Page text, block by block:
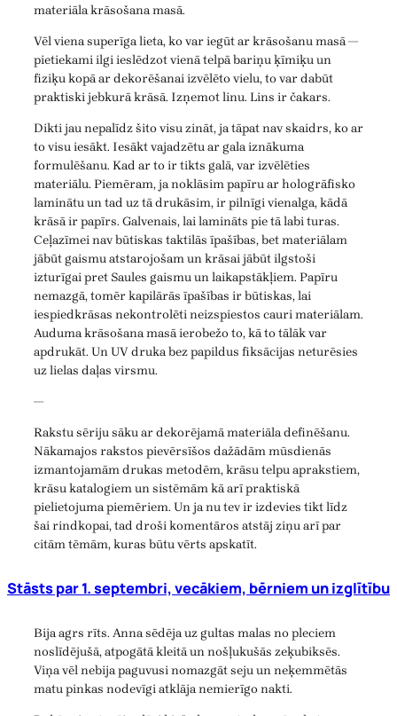
materiāla krāsošana masā.
Vēl viena superīga lieta, ko var iegūt ar krāsošanu masā —
pietiekami ilgi ieslēdzot vienā telpā bariņu ķīmiķu un
fiziķu kopā ar dekorēšanai izvēlēto vielu, to var dabūt
praktiski jebkurā krāsā. Izņemot linu. Lins ir čakars.
Dikti jau nepalīdz šito visu zināt, ja tāpat nav skaidrs, ko ar
to visu iesākt. Iesākt vajadzētu ar gala iznākuma
formulēšanu. Kad ar to ir tikts galā, var izvēlēties
materiālu. Piemēram, ja noklāsim papīru ar hologrāfisko
laminātu un tad uz tā drukāsim, ir pilnīgi vienalga, kādā
krāsā ir papīrs. Galvenais, lai lamināts pie tā labi turas.
Ceļazīmei nav būtiskas taktilās īpašības, bet materiālam
jābūt gaismu atstarojošam un krāsai jābūt ilgstoši
izturīgai pret Saules gaismu un laikapstākļiem. Papīru
nemazgā, tomēr kapilārās īpašības ir būtiskas, lai
iespiedkrāsas nekontrolēti neizspiestos cauri materiālam.
Auduma krāsošana masā ierobežo to, kā to tālāk var
apdrukāt. Un UV druka bez papildus fiksācijas neturēsies
uz lielas daļas virsmu.
—
Rakstu sēriju sāku ar dekorējamā materiāla definēšanu.
Nākamajos rakstos pievērsīšos dažādām mūsdienās
izmantojamām drukas metodēm, krāsu telpu aprakstiem,
krāsu katalogiem un sistēmām kā arī praktiskā
pielietojuma piemēriem. Un ja nu tev ir izdevies tikt līdz
šai rindkopai, tad droši komentāros atstāj ziņu arī par
citām tēmām, kuras būtu vērts apskatīt.
Stāsts par 1. septembri, vecākiem, bērniem un izglītību
Bija agrs rīts. Anna sēdēja uz gultas malas no pleciem
noslīdējušā, atpogātā kleitā un nošļukušās zeķubiksēs.
Viņa vēl nebija paguvusi nomazgāt seju un neķemmētās
matu pinkas nodevīgi atklāja nemierīgo nakti.